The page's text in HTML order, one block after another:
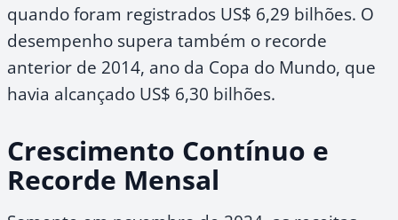
quando foram registrados US$ 6,29 bilhões. O
desempenho supera também o recorde
anterior de 2014, ano da Copa do Mundo, que
havia alcançado US$ 6,30 bilhões.
Crescimento Contínuo e
Recorde Mensal